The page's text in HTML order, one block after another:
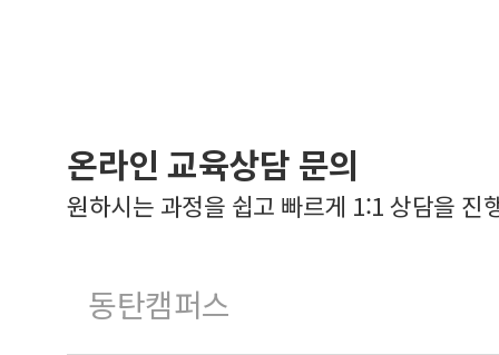
온라인 교육상담 문의
원하시는 과정을 쉽고 빠르게 1:1 상담을 진